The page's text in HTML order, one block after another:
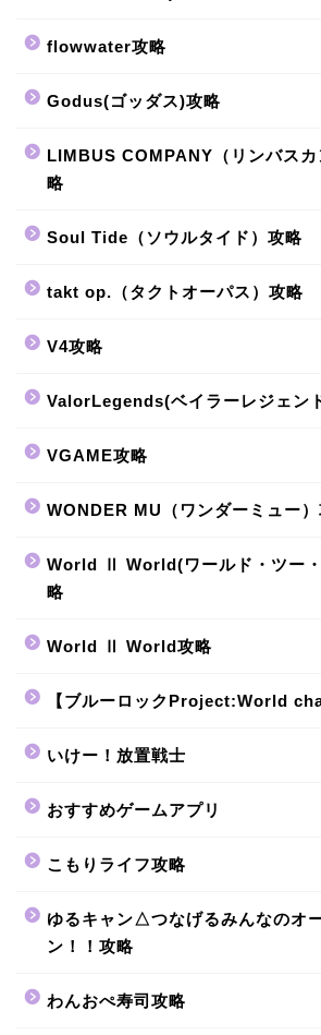
flowwater攻略
Godus(ゴッダス)攻略
LIMBUS COMPANY（リンバスカ
略
Soul Tide（ソウルタイド）攻略
takt op.（タクトオーパス）攻略
V4攻略
ValorLegends(ベイラーレジェン
VGAME攻略
WONDER MU（ワンダーミュー）
World Ⅱ World(ワールド・ツー
略
World Ⅱ World攻略
【ブルーロックProject:World
いけー！放置戦士
おすすめゲームアプリ
こもりライフ攻略
ゆるキャン△つなげるみんなのオ
ン！！攻略
わんおぺ寿司攻略